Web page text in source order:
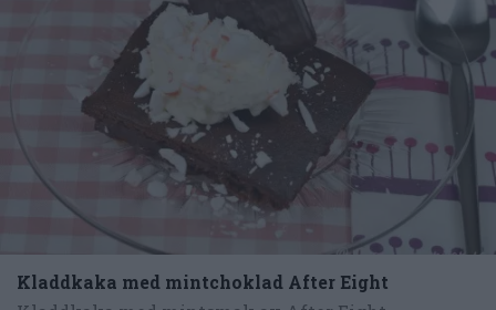
Kladdkaka med mintchoklad After Eight